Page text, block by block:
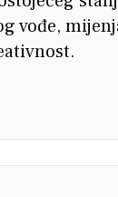
vođe,